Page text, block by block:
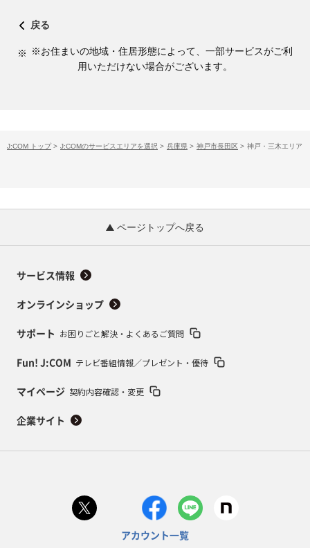
戻る
※お住まいの地域・住居形態によって、一部サービスがご利
用いただけない場合がございます。
J:COM トップ > J:COMのサービスエリアを選択 > 兵庫県 > 神戸市長田区 > 神戸・三木エリア
ページトップへ戻る
サービス情報
オンラインショップ
サポート お困りごと解決・よくあるご質問
Fun! J:COM テレビ番組情報／プレゼント・優待
マイページ 契約内容確認・変更
企業サイト
アカウント一覧